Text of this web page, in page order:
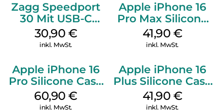
Zagg Speedport
30 Mit USB-C
Kabel Weiß
30,90 €
inkl. MwSt.
Apple iPhone 16
Pro Max Silicone
Case MagSafe
Ultramarine
41,90 €
inkl. MwSt.
Apple iPhone 16
Pro Silicone Case
MagSafe Stone
Gray
60,90€
inkl. MwSt.
Apple iPhone 16
Plus Silicone Case
MagSafe Stone
Gray
41,90 €
inkl. MwSt.